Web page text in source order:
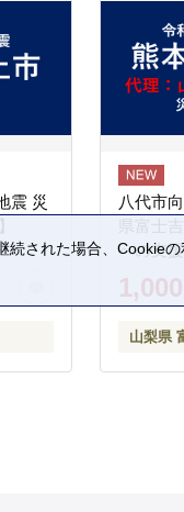
震 災
八代市
県富士
への支
山梨県
された場合、Cookieの